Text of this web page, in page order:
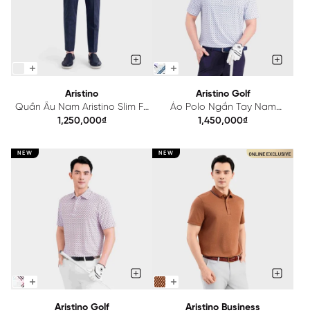
Aristino
Quần Âu Nam Aristino Slim Fit
ATR200S0H2
1,250,000₫
Aristino Golf
Áo Polo Ngắn Tay Nam
Aristino Golf Regular
1,450,000₫
NEW
Aristino Golf
NEW
Aristino Business